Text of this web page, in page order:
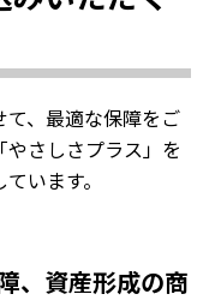
、最適な保障をご
さしさプラス」を
います。
、資産形成の商